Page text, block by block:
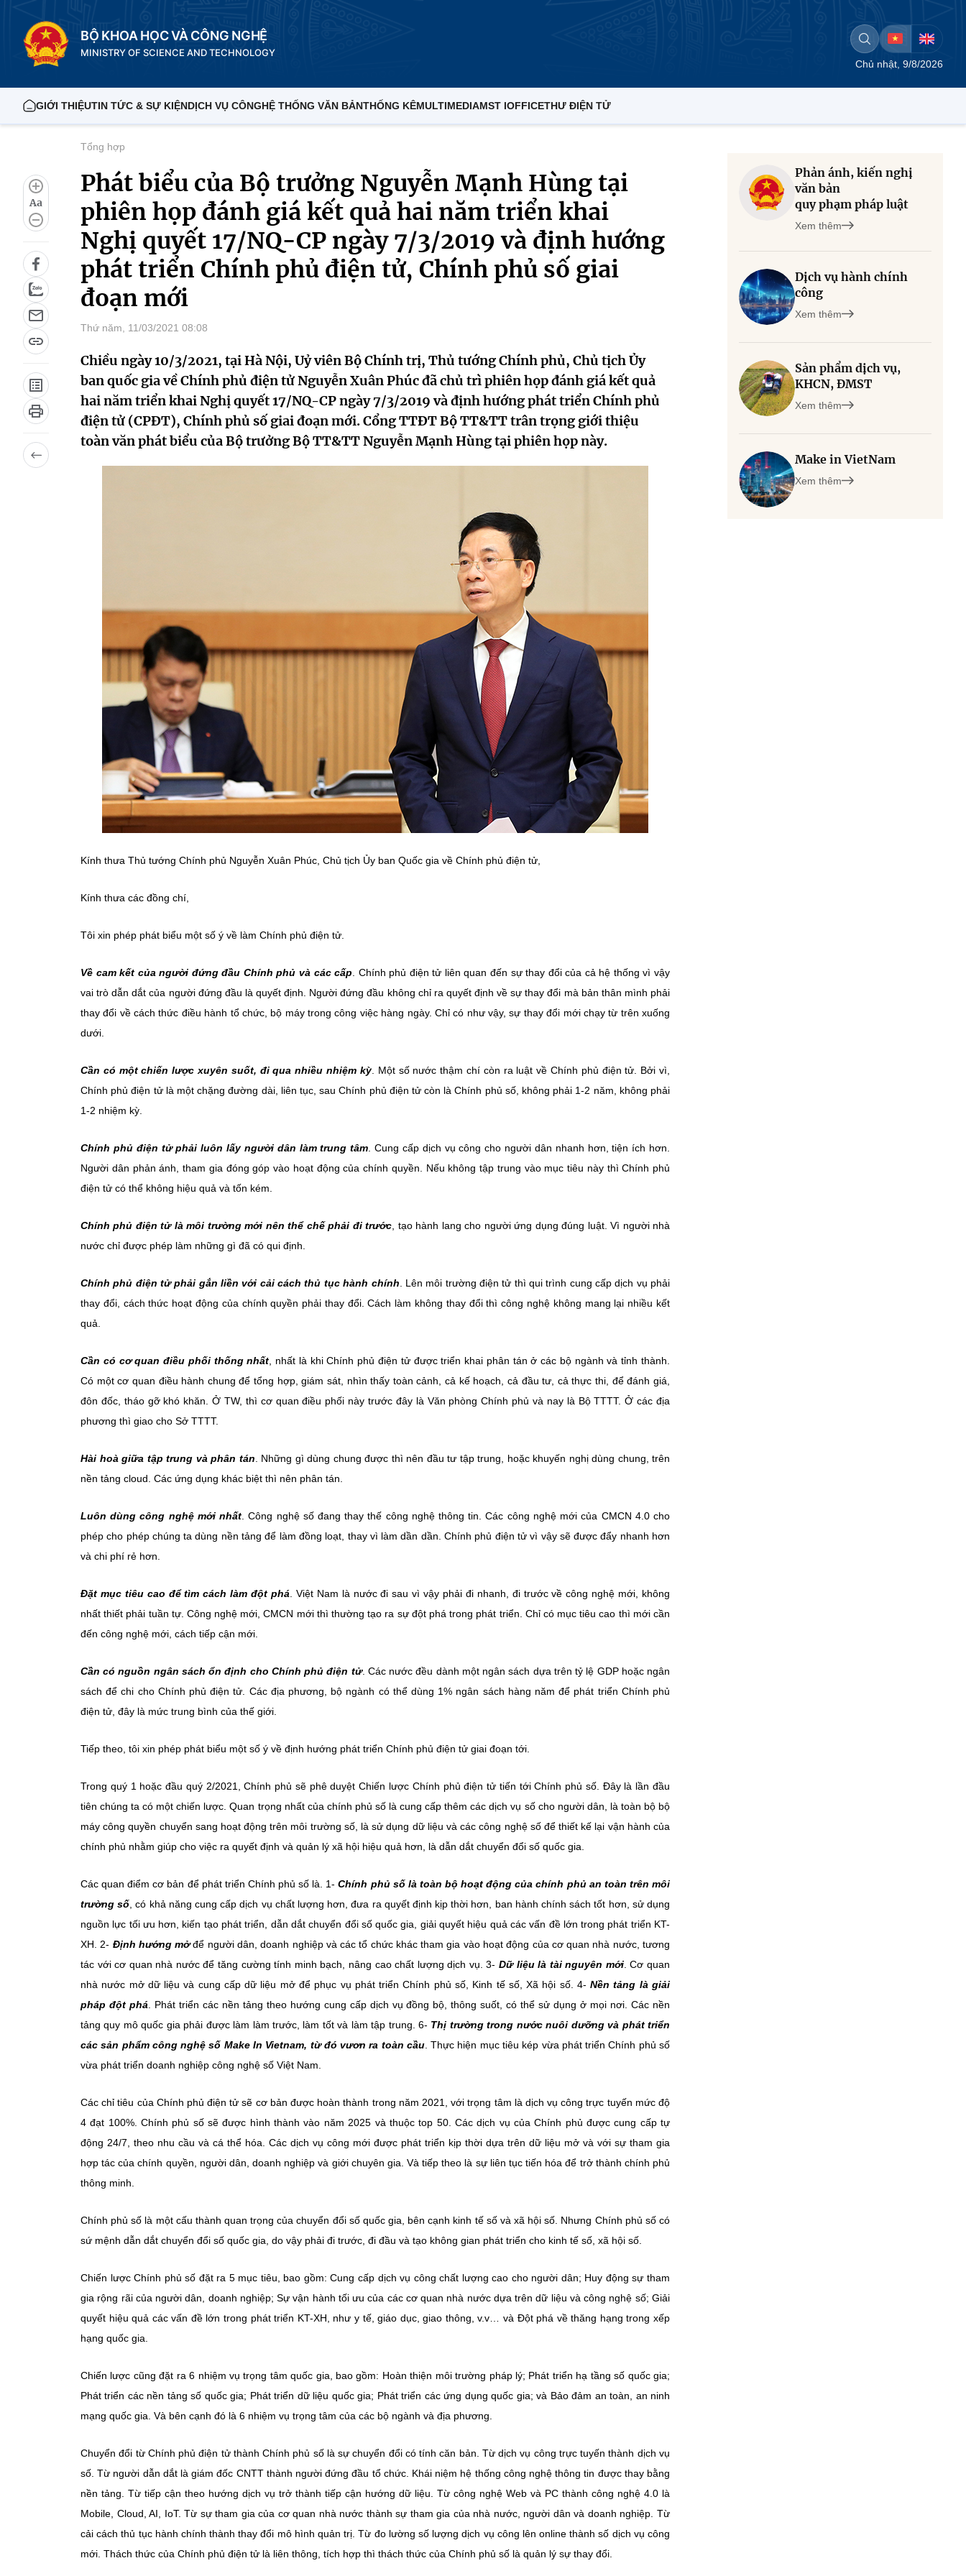
BỘ KHOA HỌC VÀ CÔNG NGHỆ
MINISTRY OF SCIENCE AND TECHNOLOGY
Chủ nhật, 9/8/2026
GIỚI THIỆUTIN TỨC & SỰ KIỆNDỊCH VỤ CÔNGHỆ THỐNG VĂN BẢNTHỐNG KÊMULTIMEDIAMST IOFFICETHƯ ĐIỆN TỬ
Aa
Tổng hợp
Phát biểu của Bộ trưởng Nguyễn Mạnh Hùng tại
phiên họp đánh giá kết quả hai năm triển khai
Nghị quyết 17/NQ-CP ngày 7/3/2019 và định hướng
phát triển Chính phủ điện tử, Chính phủ số giai
đoạn mới
Thứ năm, 11/03/2021 08:08
Chiều ngày 10/3/2021, tại Hà Nội, Uỷ viên Bộ Chính trị, Thủ tướng Chính phủ, Chủ tịch Ủy
ban quốc gia về Chính phủ điện tử Nguyễn Xuân Phúc đã chủ trì phiên họp đánh giá kết quả
hai năm triển khai Nghị quyết 17/NQ-CP ngày 7/3/2019 và định hướng phát triển Chính phủ
điện tử (CPĐT), Chính phủ số giai đoạn mới. Cổng TTĐT Bộ TT&TT trân trọng giới thiệu
toàn văn phát biểu của Bộ trưởng Bộ TT&TT Nguyễn Mạnh Hùng tại phiên họp này.
Kính thưa Thủ tướng Chính phủ Nguyễn Xuân Phúc, Chủ tịch Ủy ban Quốc gia về Chính phủ điện tử,
Kính thưa các đồng chí,
Tôi xin phép phát biểu một số ý về làm Chính phủ điện tử.
Về cam kết của người đứng đầu Chính phủ và các cấp . Chính phủ điện tử liên quan đến sự thay đổi của cả hệ thống vì vậy
vai trò dẫn dắt của người đứng đầu là quyết định. Người đứng đầu không chỉ ra quyết định về sự thay đổi mà bản thân mình phải
thay đổi về cách thức điều hành tổ chức, bộ máy trong công việc hàng ngày. Chỉ có như vậy, sự thay đổi mới chạy từ trên xuống
dưới.
Cần có một chiến lược xuyên suốt, đi qua nhiều nhiệm kỳ. Một số nước thậm chí còn ra luật về Chính phủ điện tử. Bởi vì,
Chính phủ điện tử là một chặng đường dài, liên tục, sau Chính phủ điện tử còn là Chính phủ số, không phải 1-2 năm, không phải
1-2 nhiệm kỳ.
Chính phủ điện tử phải luôn lấy người dân làm trung tâm . Cung cấp dịch vụ công cho người dân nhanh hơn, tiện ích hơn.
Người dân phản ánh, tham gia đóng góp vào hoạt động của chính quyền. Nếu không tập trung vào mục tiêu này thì Chính phủ
điện tử có thể không hiệu quả và tốn kém.
Chính phủ điện tử là môi trường mới nên thể chế phải đi trước , tạo hành lang cho người ứng dụng đúng luật. Vì người nhà
nước chỉ được phép làm những gì đã có qui định.
Chính phủ điện tử phải gắn liền với cải cách thủ tục hành chính . Lên môi trường điện tử thì qui trình cung cấp dịch vụ phải
thay đổi, cách thức hoạt động của chính quyền phải thay đổi. Cách làm không thay đổi thì công nghệ không mang lại nhiều kết
quả.
Cần có cơ quan điều phối thống nhất , nhất là khi Chính phủ điện tử được triển khai phân tán ở các bộ ngành và tỉnh thành.
Có một cơ quan điều hành chung để tổng hợp, giám sát, nhìn thấy toàn cảnh, cả kế hoạch, cả đầu tư, cả thực thi, để đánh giá,
đôn đốc, tháo gỡ khó khăn. Ở TW, thì cơ quan điều phối này trước đây là Văn phòng Chính phủ và nay là Bộ TTTT. Ở các địa
phương thì giao cho Sở TTTT.
Hài hoà giữa tập trung và phân tán . Những gì dùng chung được thì nên đầu tư tập trung, hoặc khuyến nghị dùng chung, trên
nền tảng cloud. Các ứng dụng khác biệt thì nên phân tán.
Luôn dùng công nghệ mới nhất . Công nghệ số đang thay thế công nghệ thông tin. Các công nghệ mới của CMCN 4.0 cho
phép cho phép chúng ta dùng nền tảng để làm đồng loạt, thay vì làm dần dần. Chính phủ điện tử vì vậy sẽ được đẩy nhanh hơn
và chi phí rẻ hơn.
Đặt mục tiêu cao để tìm cách làm đột phá . Việt Nam là nước đi sau vì vậy phải đi nhanh, đi trước về công nghệ mới, không
nhất thiết phải tuần tự. Công nghệ mới, CMCN mới thì thường tạo ra sự đột phá trong phát triển. Chỉ có mục tiêu cao thì mới cần
đến công nghệ mới, cách tiếp cận mới.
Cần có nguồn ngân sách ổn định cho Chính phủ điện tử. Các nước đều dành một ngân sách dựa trên tỷ lệ GDP hoặc ngân
sách để chi cho Chính phủ điện tử. Các địa phương, bộ ngành có thể dùng 1% ngân sách hàng năm để phát triển Chính phủ
điện tử, đây là mức trung bình của thế giới.
Tiếp theo, tôi xin phép phát biểu một số ý về định hướng phát triển Chính phủ điện tử giai đoạn tới.
Trong quý 1 hoặc đầu quý 2/2021, Chính phủ sẽ phê duyệt Chiến lược Chính phủ điện tử tiến tới Chính phủ số. Đây là lần đầu
tiên chúng ta có một chiến lược. Quan trọng nhất của chính phủ số là cung cấp thêm các dịch vụ số cho người dân, là toàn bộ bộ
máy công quyền chuyển sang hoạt động trên môi trường số, là sử dụng dữ liệu và các công nghệ số để thiết kế lại vận hành của
chính phủ nhằm giúp cho việc ra quyết định và quản lý xã hội hiệu quả hơn, là dẫn dắt chuyển đổi số quốc gia.
Các quan điểm cơ bản để phát triển Chính phủ số là. 1-Chính phủ số là toàn bộ hoạt động của chính phủ an toàn trên môi
trường số , có khả năng cung cấp dịch vụ chất lượng hơn, đưa ra quyết định kịp thời hơn, ban hành chính sách tốt hơn, sử dụng
nguồn lực tối ưu hơn, kiến tạo phát triển, dẫn dắt chuyển đổi số quốc gia, giải quyết hiệu quả các vấn đề lớn trong phát triển KT-
XH. 2- Định hướng mởđể người dân, doanh nghiệp và các tổ chức khác tham gia vào hoạt động của cơ quan nhà nước, tương
tác với cơ quan nhà nước để tăng cường tính minh bạch, nâng cao chất lượng dịch vụ. 3- Dữ liệu là tài nguyên mới. Cơ quan
nhà nước mở dữ liệu và cung cấp dữ liệu mở để phục vụ phát triển Chính phủ số, Kinh tế số, Xã hội số. 4-Nền tảng là giải
pháp đột phá. Phát triển các nền tảng theo hướng cung cấp dịch vụ đồng bộ, thông suốt, có thể sử dụng ở mọi nơi. Các nền
tảng quy mô quốc gia phải được làm làm trước, làm tốt và làm tập trung. 6- Thị trường trong nước nuôi dưỡng và phát triển
các sản phẩm công nghệ số Make In Vietnam, từ đó vươn ra toàn cầu. Thực hiện mục tiêu kép vừa phát triển Chính phủ số
vừa phát triển doanh nghiệp công nghệ số Việt Nam.
Các chỉ tiêu của Chính phủ điện tử sẽ cơ bản được hoàn thành trong năm 2021, với trọng tâm là dịch vụ công trực tuyến mức độ
4 đạt 100%. Chính phủ số sẽ được hình thành vào năm 2025 và thuộc top 50. Các dịch vụ của Chính phủ được cung cấp tự
động 24/7, theo nhu cầu và cá thể hóa. Các dịch vụ công mới được phát triển kịp thời dựa trên dữ liệu mở và với sự tham gia
hợp tác của chính quyền, người dân, doanh nghiệp và giới chuyên gia. Và tiếp theo là sự liên tục tiến hóa để trở thành chính phủ
thông minh.
Chính phủ số là một cấu thành quan trọng của chuyển đổi số quốc gia, bên cạnh kinh tế số và xã hội số. Nhưng Chính phủ số có
sứ mệnh dẫn dắt chuyển đổi số quốc gia, do vậy phải đi trước, đi đầu và tạo không gian phát triển cho kinh tế số, xã hội số.
Chiến lược Chính phủ số đặt ra 5 mục tiêu, bao gồm: Cung cấp dịch vụ công chất lượng cao cho người dân; Huy động sự tham
gia rộng rãi của người dân, doanh nghiệp; Sự vận hành tối ưu của các cơ quan nhà nước dựa trên dữ liệu và công nghệ số; Giải
quyết hiệu quả các vấn đề lớn trong phát triển KT-XH, như y tế, giáo dục, giao thông, v.v… và Đột phá về thăng hạng trong xếp
hạng quốc gia.
Chiến lược cũng đặt ra 6 nhiệm vụ trọng tâm quốc gia, bao gồm: Hoàn thiện môi trường pháp lý; Phát triển hạ tầng số quốc gia;
Phát triển các nền tảng số quốc gia; Phát triển dữ liệu quốc gia; Phát triển các ứng dụng quốc gia; và Bảo đảm an toàn, an ninh
mạng quốc gia. Và bên cạnh đó là 6 nhiệm vụ trọng tâm của các bộ ngành và địa phương.
Chuyển đổi từ Chính phủ điện tử thành Chính phủ số là sự chuyển đổi có tính căn bản. Từ dịch vụ công trực tuyến thành dịch vụ
số. Từ người dẫn dắt là giám đốc CNTT thành người đứng đầu tổ chức. Khái niệm hệ thống công nghệ thông tin được thay bằng
nền tảng. Từ tiếp cận theo hướng dịch vụ trở thành tiếp cận hướng dữ liệu. Từ công nghệ Web và PC thành công nghệ 4.0 là
Mobile, Cloud, AI, IoT. Từ sự tham gia của cơ quan nhà nước thành sự tham gia của nhà nước, người dân và doanh nghiệp. Từ
cải cách thủ tục hành chính thành thay đổi mô hình quản trị. Từ đo lường số lượng dịch vụ công lên online thành số dịch vụ công
mới. Thách thức của Chính phủ điện tử là liên thông, tích hợp thì thách thức của Chính phủ số là quản lý sự thay đổi.
Phản ánh, kiến nghị
văn bản
quy phạm pháp luật
Xem thêm
Dịch vụ hành chính
công
Xem thêm
Sản phẩm dịch vụ,
KHCN, ĐMST
Xem thêm
Make in VietNam
Xem thêm